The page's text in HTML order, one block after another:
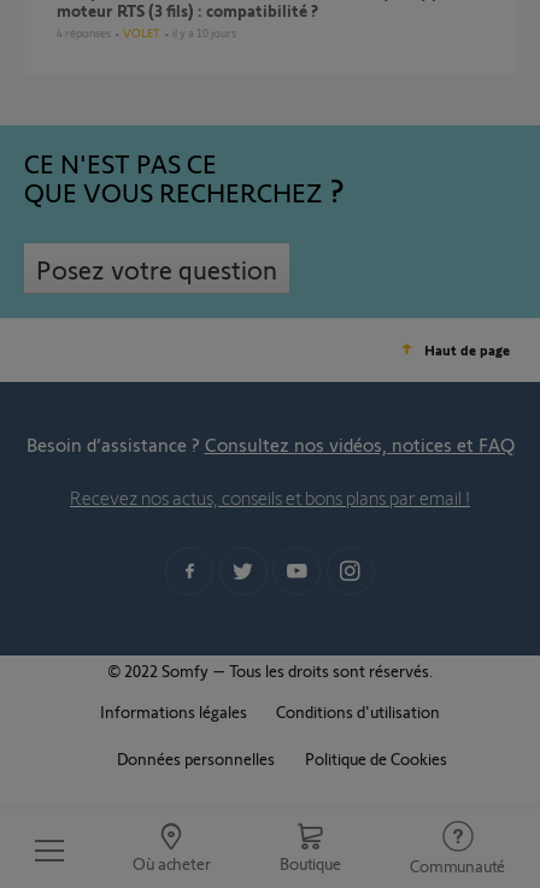
Où acheter Boutique Communauté
moteur RTS (3 fils) : compatibilité ?
4 réponses VOLET il y a 10 jours
CE N'EST PAS CE
QUE VOUS RECHERCHEZ
Posez votre question
Haut de page
Besoin d’assistance ? Consultez nos vidéos, notices et FAQ
Recevez nos actus, conseils et bons plans par email !
© 2022 Somfy – Tous les droits sont réservés.
Informations légales
Conditions d'utilisation
Données personnelles Politique de Cookies